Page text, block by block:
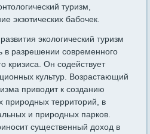
туризм,
экзотических бабочек.
экологический туризм
в разрешении современного
кризиса. Он содействует
культур. Возрастающий
приводит к созданию
природных территорий, в
и природных парков.
существенный доход в